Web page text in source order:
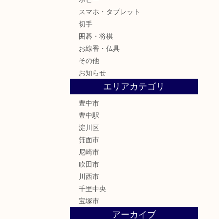
スマホ・タブレット
切手
囲碁・将棋
お線香・仏具
その他
お知らせ
エリアカテゴリ
豊中市
豊中駅
淀川区
箕面市
尼崎市
吹田市
川西市
千里中央
宝塚市
アーカイブ